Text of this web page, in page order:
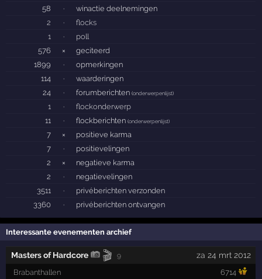
58
·
winactie deelnemingen
2
·
flocks
1
·
poll
576
×
geciteerd
1899
·
opmerkingen
114
·
waarderingen
24
· forumberichten(onderwerpenlijst)
1 ·
flockonderwerp
11
· flockberichten(onderwerpenlijst)
7 ×
positieve karma
7
·
positievelingen
2
×
negatieve karma
2
·
negatievelingen
3511
·
privéberichten verzonden
3360
· privéberichten ontvangen
Interessante evenementen archief
Masters of Hardcore 🎬 9 za 24 mrt 2012
Brabanthallen 6714